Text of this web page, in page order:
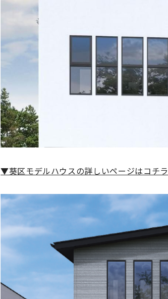
▼葵区モデルハウスの詳しいページはコチ